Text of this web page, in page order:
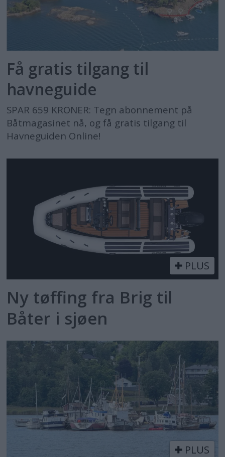
Få gratis tilgang til
havneguide
SPAR 659 KRONER: Tegn abonnement på
Båtmagasinet nå, og få gratis tilgang til
Havneguiden Online!
PLUS
Ny tøffing fra Brig til
Båter i sjøen
PLUS